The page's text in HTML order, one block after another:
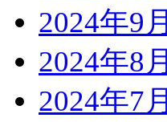
2024年9月
2024年8月
2024年7月